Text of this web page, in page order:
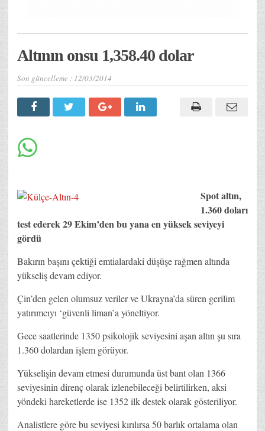
Altının onsu 1,358.40 dolar
Son güncelleme : 12/03/2014
Spot altın,
1.360 doları
test ederek 29 Ekim’den bu yana en yüksek seviyeyi
gördü
Bakırın başını çektiği emtialardaki düşüşe rağmen altında
yükseliş devam ediyor.
Çin’den gelen olumsuz veriler ve Ukrayna’da süren gerilim
yatırımcıyı ‘güvenli liman’a yöneltiyor.
Gece saatlerinde 1350 psikolojik seviyesini aşan altın şu sıra
1.360 dolardan işlem görüyor.
Yükselişin devam etmesi durumunda üst bant olan 1366
seviyesinin direnç olarak izlenebileceği belirtilirken, aksi
yöndeki hareketlerde ise 1352 ilk destek olarak gösteriliyor.
Analistlere göre bu seviyesi kırılırsa 50 barlık ortalama olan